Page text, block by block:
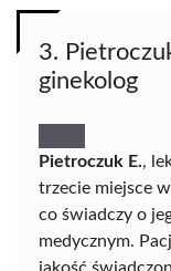
3.
ginekolog
Pietroczuk E.,
trzecie miejsce
co świadczy o
medycznym.
jakość